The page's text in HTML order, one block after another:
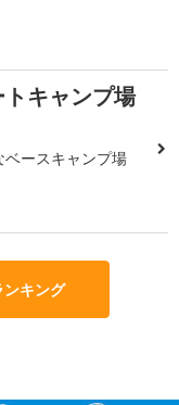
キャンプ場
ースキャンプ場
キング